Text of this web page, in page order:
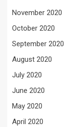
November 2020
October 2020
September 2020
August 2020
July 2020
June 2020
May 2020
April 2020